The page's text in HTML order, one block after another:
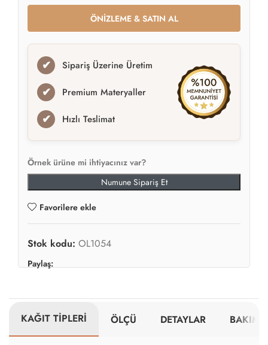
ÖNİZLEME & SATIN AL
✔ Sipariş Üzerine Üretim
✔ Premium Materyaller
✔ Hızlı Teslimat
Örnek ürüne mi ihtiyacınız var?
Numune Sipariş Et
Favorilere ekle
Stok kodu: OL1054
Paylaş:
KAĞIT TİPLERİ ÖLÇÜ DETAYLAR BAKIM